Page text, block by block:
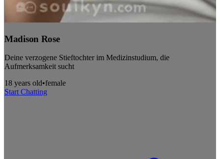
Madison Rose
Deine verzogene Stieftochter im Medizinstudium, die
Aufmerksamkeit sucht
18 years old•female
Start Chatting